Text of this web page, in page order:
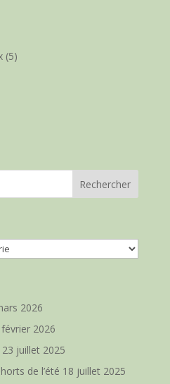
(5)
2026
2026
23 juillet 2025
de l’été 18 juillet 2025